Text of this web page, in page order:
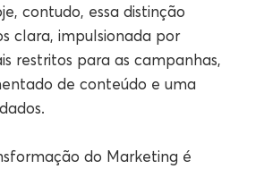
contudo, essa distinção
clara, impulsionada por
restritos para as campanhas,
de conteúdo e uma
do Marketing é